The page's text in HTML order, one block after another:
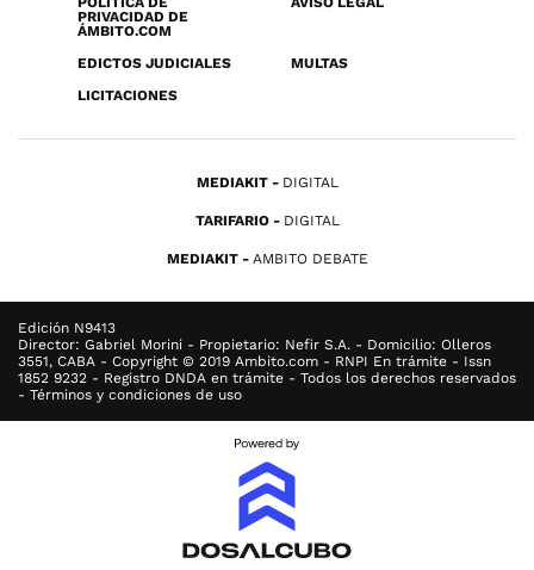
PRIVACIDAD DE
ÁMBITO.COM
EDICTOS JUDICIALES
MULTAS
LICITACIONES
MEDIAKIT DIGITAL
TARIFARIO DIGITAL
MEDIAKIT AMBITO DEBATE
Edición N9413
Director: Gabriel Morini - Propietario: Nefir S.A. - Domicilio: Olleros
3551, CABA - Copyright © 2019 Ambito.com - RNPI En trámite - Issn
1852 9232 - Registro DNDA en trámite - Todos los derechos reservados
- Términos y condiciones de uso